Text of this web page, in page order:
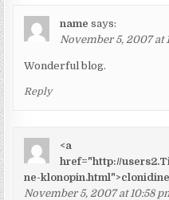
name says:
November 5, 2007 at
Wonderful blog.
Reply
<a
href="http://
ne-
November 5, 2007 at 10:58